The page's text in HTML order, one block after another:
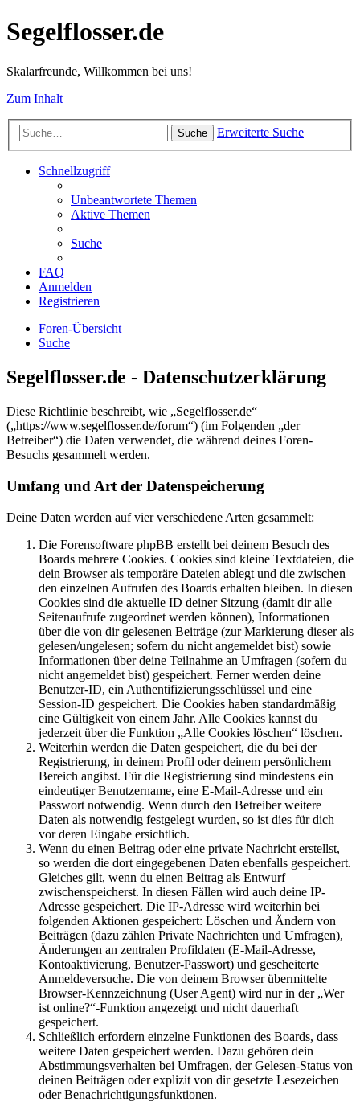
Segelflosser.de
Skalarfreunde, Willkommen bei uns!
Zum Inhalt
Suche Erweiterte Suche
Schnellzugriff
Unbeantwortete Themen
Aktive Themen
Suche
FAQ
Anmelden
Registrieren
Foren-Übersicht
Suche
Segelflosser.de - Datenschutzerklärung
Diese Richtlinie beschreibt, wie „Segelflosser.de“
(„https://www.segelflosser.de/forum“) (im Folgenden „der
Betreiber“) die Daten verwendet, die während deines Foren-
Besuchs gesammelt werden.
Umfang und Art der Datenspeicherung
Deine Daten werden auf vier verschiedene Arten gesammelt:
Die Forensoftware phpBB erstellt bei deinem Besuch des
Boards mehrere Cookies. Cookies sind kleine Textdateien, die
dein Browser als temporäre Dateien ablegt und die zwischen
den einzelnen Aufrufen des Boards erhalten bleiben. In diesen
Cookies sind die aktuelle ID deiner Sitzung (damit dir alle
Seitenaufrufe zugeordnet werden können), Informationen
über die von dir gelesenen Beiträge (zur Markierung dieser als
gelesen/ungelesen; sofern du nicht angemeldet bist) sowie
Informationen über deine Teilnahme an Umfragen (sofern du
nicht angemeldet bist) gespeichert. Ferner werden deine
Benutzer-ID, ein Authentifizierungsschlüssel und eine
Session-ID gespeichert. Die Cookies haben standardmäßig
eine Gültigkeit von einem Jahr. Alle Cookies kannst du
jederzeit über die Funktion „Alle Cookies löschen“ löschen.
Weiterhin werden die Daten gespeichert, die du bei der
Registrierung, in deinem Profil oder deinem persönlichem
Bereich angibst. Für die Registrierung sind mindestens ein
eindeutiger Benutzername, eine E-Mail-Adresse und ein
Passwort notwendig. Wenn durch den Betreiber weitere
Daten als notwendig festgelegt wurden, so ist dies für dich
vor deren Eingabe ersichtlich.
Wenn du einen Beitrag oder eine private Nachricht erstellst,
so werden die dort eingegebenen Daten ebenfalls gespeichert.
Gleiches gilt, wenn du einen Beitrag als Entwurf
zwischenspeicherst. In diesen Fällen wird auch deine IP-
Adresse gespeichert. Die IP-Adresse wird weiterhin bei
folgenden Aktionen gespeichert: Löschen und Ändern von
Beiträgen (dazu zählen Private Nachrichten und Umfragen),
Änderungen an zentralen Profildaten (E-Mail-Adresse,
Kontoaktivierung, Benutzer-Passwort) und gescheiterte
Anmeldeversuche. Die von deinem Browser übermittelte
Browser-Kennzeichnung (User Agent) wird nur in der „Wer
ist online?“-Funktion angezeigt und nicht dauerhaft
gespeichert.
Schließlich erfordern einzelne Funktionen des Boards, dass
weitere Daten gespeichert werden. Dazu gehören dein
Abstimmungsverhalten bei Umfragen, der Gelesen-Status von
deinen Beiträgen oder explizit von dir gesetzte Lesezeichen
oder Benachrichtigungsfunktionen.